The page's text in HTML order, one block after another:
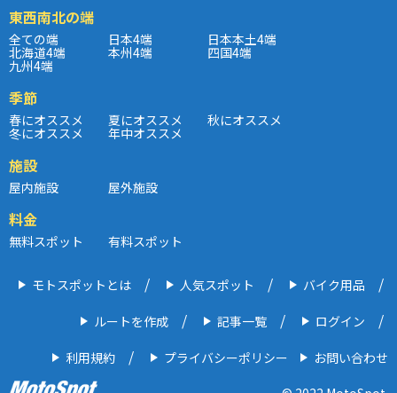
東西南北の端
全ての端 日本4端 日本本土4端
北海道4端 本州4端 四国4端
九州4端
季節
春にオススメ 夏にオススメ 秋にオススメ
冬にオススメ 年中オススメ
施設
屋内施設 屋外施設
料金
無料スポット 有料スポット
モトスポットとは 人気スポット バイク用品
ルートを作成 記事一覧 ログイン
利用規約 プライバシーポリシー
お問い合わせ